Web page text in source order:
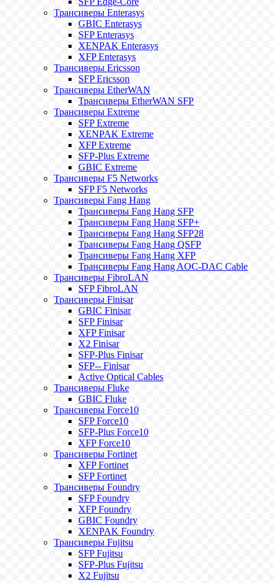
Трансиверы Enterasys
GBIC Enterasys
SFP Enterasys
XENPAK Enterasys
XFP Enterasys
Трансиверы Ericsson
SFP Ericsson
Трансиверы EtherWAN
Трансиверы EtherWAN SFP
Трансиверы Extreme
SFP Extreme
XENPAK Extreme
XFP Extreme
SFP-Plus Extreme
GBIC Extreme
Трансиверы F5 Networks
SFP F5 Networks
Трансиверы Fang Hang
Трансиверы Fang Hang SFP
Трансиверы Fang Hang SFP+
Трансиверы Fang Hang SFP28
Трансиверы Fang Hang QSFP
Трансиверы Fang Hang XFP
Трансиверы Fang Hang AOC-DAC Cable
Трансиверы FibroLAN
SFP FibroLAN
Трансиверы Finisar
GBIC Finisar
SFP Finisar
XFP Finisar
X2 Finisar
SFP-Plus Finisar
SFP-- Finisar
Active Optical Cables
Трансиверы Fluke
GBIC Fluke
Трансиверы Force10
SFP Force10
SFP-Plus Force10
XFP Force10
Трансиверы Fortinet
XFP Fortinet
SFP Fortinet
Трансиверы Foundry
SFP Foundry
XFP Foundry
GBIC Foundry
XENPAK Foundry
Трансиверы Fujitsu
SFP Fujitsu
SFP-Plus Fujitsu
X2 Fujitsu